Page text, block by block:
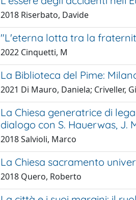
2018 Riserbato, Davide
"L'eterna lotta tra la
2022 Cinquetti, M
La Biblioteca del Pime:
2021 Di Mauro, Daniela; Criveller,
La Chiesa generatrice di
dialogo con S. Hauerwas, J.
2018 Salvioli, Marco
La Chiesa sacramento
2018 Quero, Roberto